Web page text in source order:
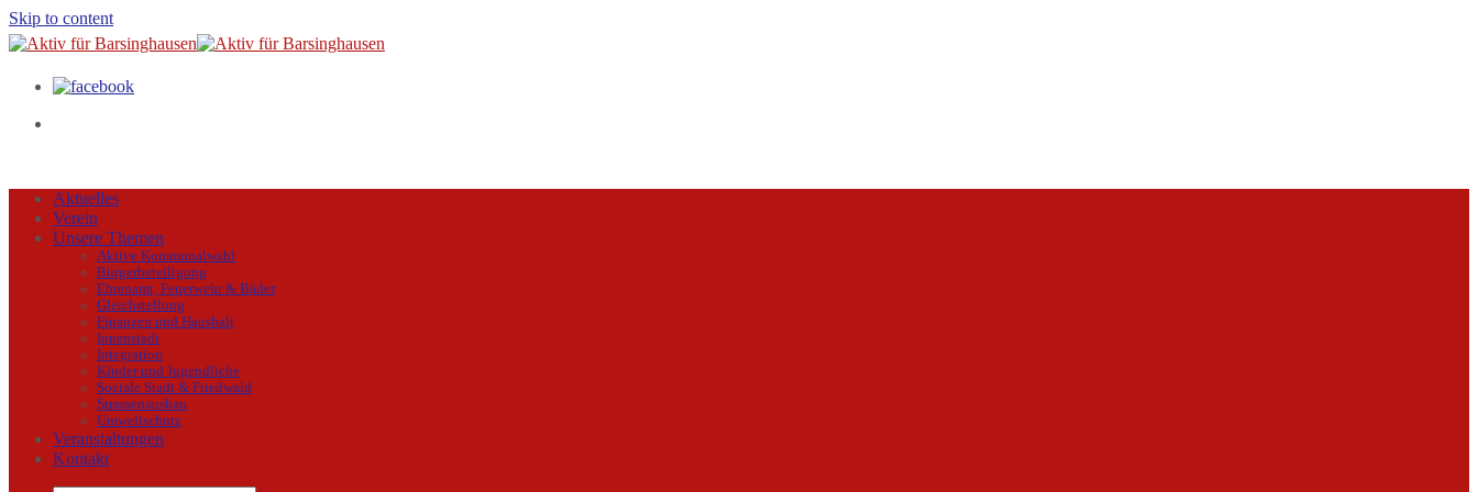
Skip to content
Aktuelles
Verein
Unsere Themen
Aktive Kommunalwahl
Bürgerbeteiligung
Ehrenamt, Feuerwehr & Bäder
Gleichstellung
Finanzen und Haushalt
Innenstadt
Integration
Kinder und Jugendliche
Soziale Stadt & Friedwald
Strassenausbau
Umweltschutz
Veranstaltungen
Kontakt